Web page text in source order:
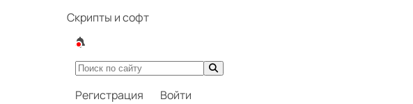
Скрипты и софт
Регистрация Войти